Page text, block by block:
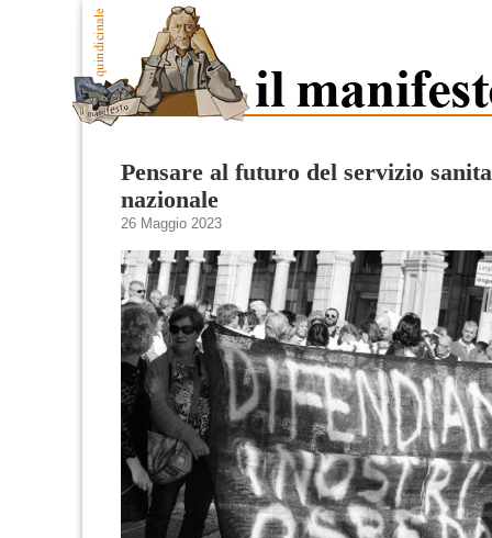
Pensare al futuro del servizio
nazionale
26 Maggio 2023